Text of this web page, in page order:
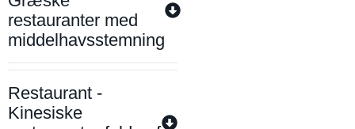
restauranter med
middelhavsstemning
Restaurant -
Kinesiske